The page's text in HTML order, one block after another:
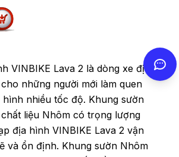
VINBIKE Lava 2 là dòng xe địa
những người mới làm quen
nhiều tốc độ. Khung sườn
liệu Nhôm có trọng lượng
địa hình VINBIKE Lava 2 vận
và ổn định. Khung sườn Nhôm